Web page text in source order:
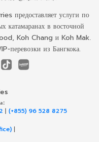
предоставляет услуги по
катамаранах в восточной
Koh Chang и Koh Mak.
перевозки из Бангкока.
| (+855) 96 528 8275
|